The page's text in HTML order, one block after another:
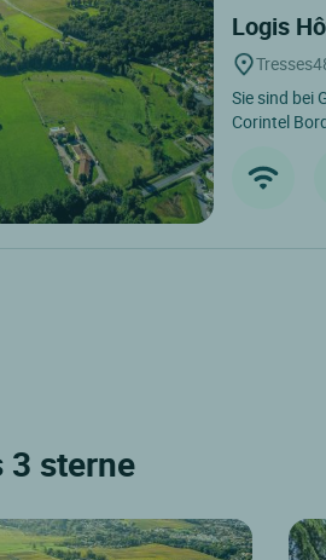
Logis
Tresses
Sie sind bei
Corintel
3 sterne